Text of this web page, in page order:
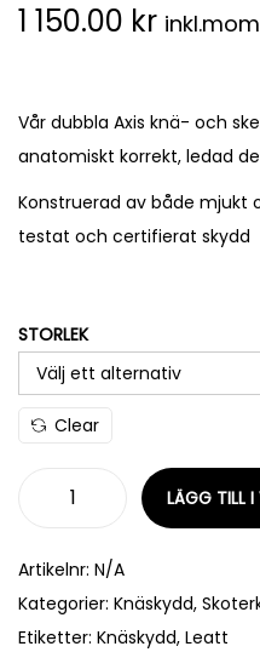
1 150.00 kr
Vår dubbla Axis knä- och
anatomiskt korrekt, ledad
Konstruerad av både mjukt
testat och certifierat skydd
STORLEK
Clear
LÄGG TILL
Artikelnr: N/A
Kategorier: Knäskydd,
Etiketter: Knäskydd, Leatt